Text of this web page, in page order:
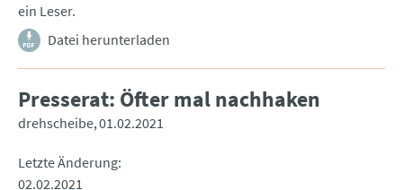
ein Leser.
Datei herunterladen
Presserat: Öfter mal nachhaken
drehscheibe 01.02.2021
Letzte Änderung
02.02.2021